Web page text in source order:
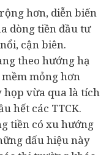
hơn, diễn biến
dòng tiền đầu tư
cận biên.
theo hướng hạ
mỏng hơn
họp vừa qua là tích
hết các TTCK.
tiền có xu hướng
dấu hiệu này